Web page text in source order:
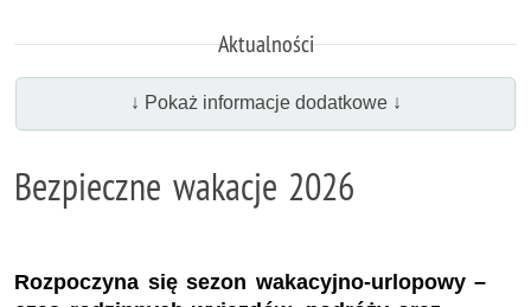
Aktualności
↓ Pokaż informacje dodatkowe ↓
Bezpieczne wakacje 2026
Rozpoczyna się sezon wakacyjno-urlopowy –